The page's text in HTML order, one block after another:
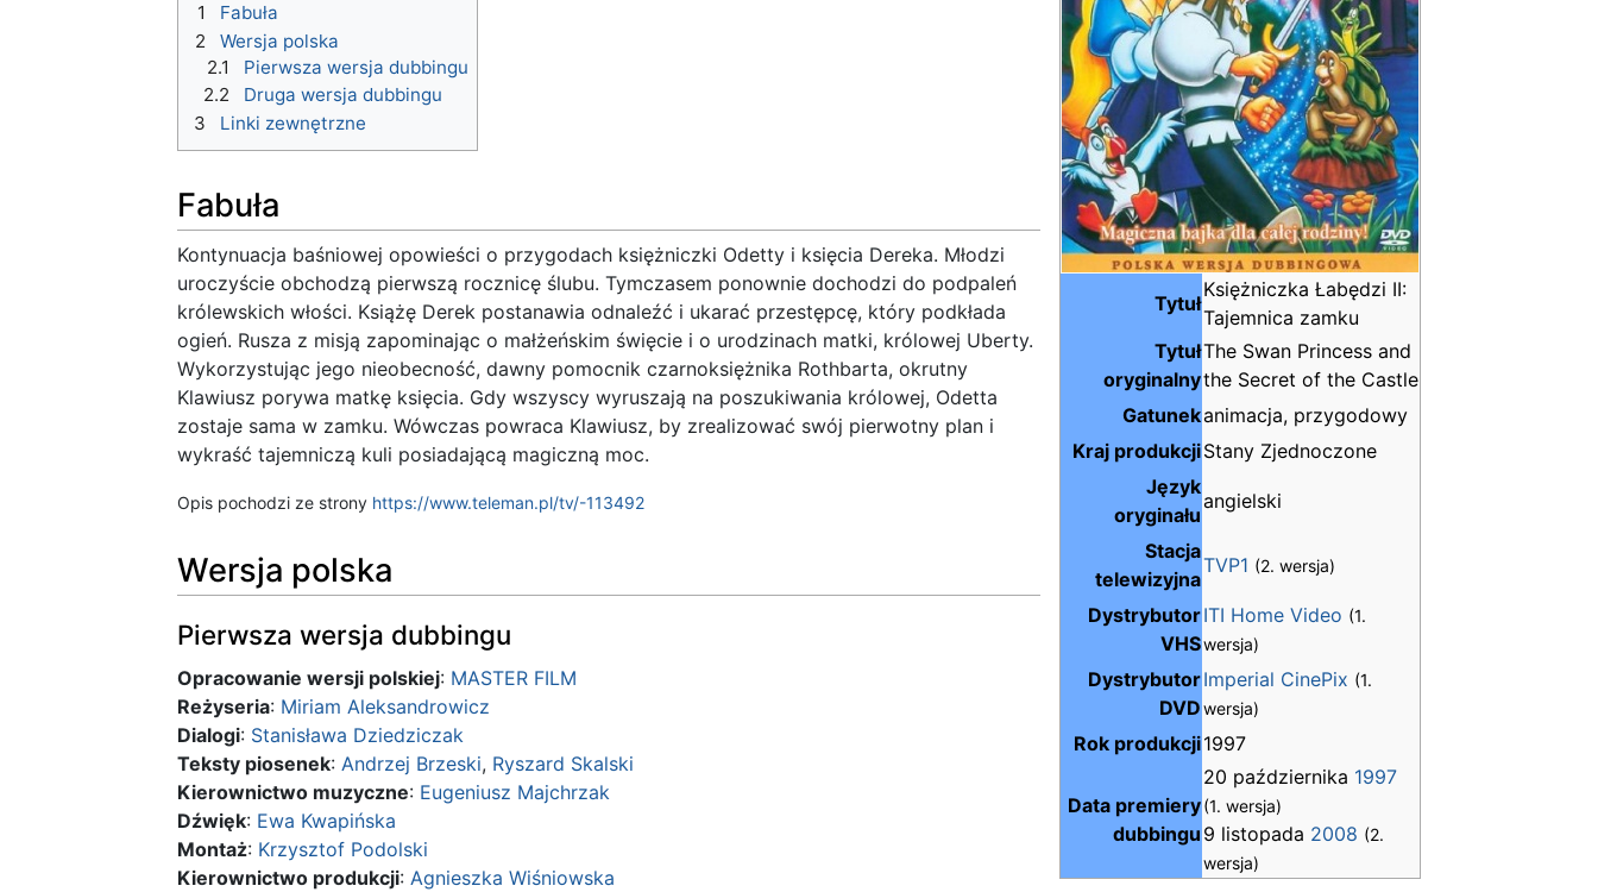
Tytuł
Księżniczka Łabędzi II:
Tajemnica zamku
Tytuł
oryginalny
The Swan Princess and
the Secret of the Castle
Gatunekanimacja, przygodowy
Kraj produkcjiStany Zjednoczone
Język
oryginału
angielski
Stacja
telewizyjna
TVP1 (2. wersja)
Dystrybutor
VHS
ITI Home Video (1.
wersja)
Dystrybutor
DVD
Imperial CinePix (1.
wersja)
Rok produkcji1997
Data premiery
dubbingu
20 października 1997
(1. wersja)
9 listopada 2008 (2.
wersja)
1
Fabuła
2
Wersja polska
2.1
Pierwsza wersja dubbingu
2.2
Druga wersja dubbingu
3
Linki zewnętrzne
Fabuła
Kontynuacja baśniowej opowieści o przygodach księżniczki Odetty i księcia Dereka. Młodzi
uroczyście obchodzą pierwszą rocznicę ślubu. Tymczasem ponownie dochodzi do podpaleń
królewskich włości. Książę Derek postanawia odnaleźć i ukarać przestępcę, który podkłada
ogień. Rusza z misją zapominając o małżeńskim święcie i o urodzinach matki, królowej Uberty.
Wykorzystując jego nieobecność, dawny pomocnik czarnoksiężnika Rothbarta, okrutny
Klawiusz porywa matkę księcia. Gdy wszyscy wyruszają na poszukiwania królowej, Odetta
zostaje sama w zamku. Wówczas powraca Klawiusz, by zrealizować swój pierwotny plan i
wykraść tajemniczą kuli posiadającą magiczną moc.
Opis pochodzi ze strony https://www.teleman.pl/tv/-113492
Wersja polska
Pierwsza wersja dubbingu
Opracowanie wersji polskiej: MASTER FILM
Reżyseria: Miriam Aleksandrowicz
Dialogi: Stanisława Dziedziczak
Teksty piosenek: Andrzej Brzeski, Ryszard Skalski
Kierownictwo muzyczne: Eugeniusz Majchrzak
Dźwięk: Ewa Kwapińska
Montaż: Krzysztof Podolski
Kierownictwo produkcji: Agnieszka Wiśniowska